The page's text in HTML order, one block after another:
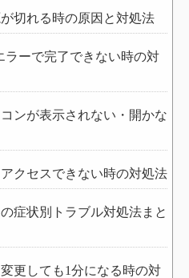
切れる時の原因と対処法
ラーで完了できない時の対
ンが表示されない・開かな
クセスできない時の対処法
症状別トラブル対処法まと
更しても1分になる時の対